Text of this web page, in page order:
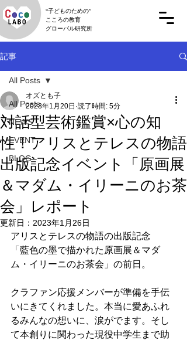
“子どものための”
こころの教育
グローバル研究所
記事
All Posts
NEWS
EVENT
BLOG
All Posts
対話型芸術鑑賞×心の知
性！アリスとテレスの物語
出版記念イベント「原画展
＆マダム・イリーニのお茶
会」レポート
オズとも子
2023年1月20日 読了時間: 5分
更新日： 2023年1月26日
アリスとテレスの物語の出版記念
「藍色の墨で描かれた原画展＆マダ
ム・イリーニのお茶会」の前日。
クラファン応援メンバーが準備を手伝
いにきてくれました。本当に愛あふれ
るみんなの想いに、涙がでます。そし
て本創りに関わった現役中学生まで助